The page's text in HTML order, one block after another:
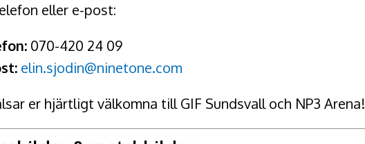
eller e-post:
070-420 24 09
elin.sjodin@ninetone.com
er hjärtligt välkomna till GIF Sundsvall och NP3 Arena!